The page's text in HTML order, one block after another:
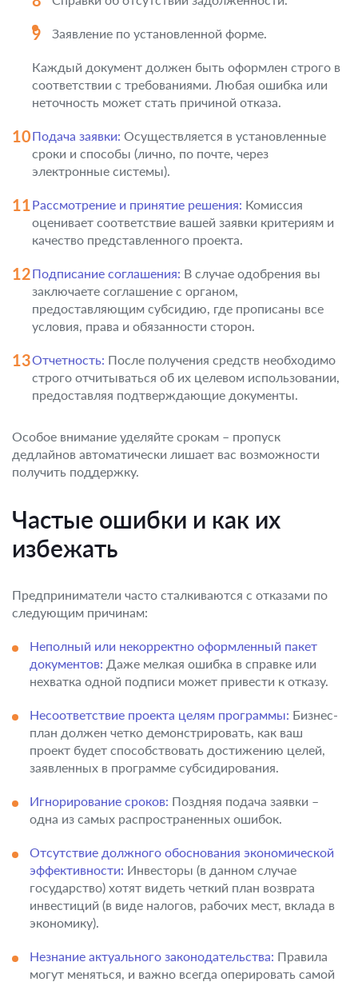
Заявление по установленной форме.
Каждый документ должен быть оформлен строго в
соответствии с требованиями. Любая ошибка или
неточность может стать причиной отказа.
Подача заявки: Осуществляется в установленные
сроки и способы (лично, по почте, через
электронные системы).
Рассмотрение и принятие решения: Комиссия
оценивает соответствие вашей заявки критериям и
качество представленного проекта.
Подписание соглашения: В случае одобрения вы
заключаете соглашение с органом,
предоставляющим субсидию, где прописаны все
условия, права и обязанности сторон.
Отчетность: После получения средств необходимо
строго отчитываться об их целевом использовании,
предоставляя подтверждающие документы.
Особое внимание уделяйте срокам – пропуск
дедлайнов автоматически лишает вас возможности
получить поддержку.
Частые ошибки и как их
избежать
Предприниматели часто сталкиваются с отказами по
следующим причинам:
Неполный или некорректно оформленный пакет
документов: Даже мелкая ошибка в справке или
нехватка одной подписи может привести к отказу.
Несоответствие проекта целям программы: Бизнес-
план должен четко демонстрировать, как ваш
проект будет способствовать достижению целей,
заявленных в программе субсидирования.
Игнорирование сроков: Поздняя подача заявки –
одна из самых распространенных ошибок.
Отсутствие должного обоснования экономической
эффективности: Инвесторы (в данном случае
государство) хотят видеть четкий план возврата
инвестиций (в виде налогов, рабочих мест, вклада в
экономику).
Незнание актуального законодательства: Правила
могут меняться, и важно всегда оперировать самой